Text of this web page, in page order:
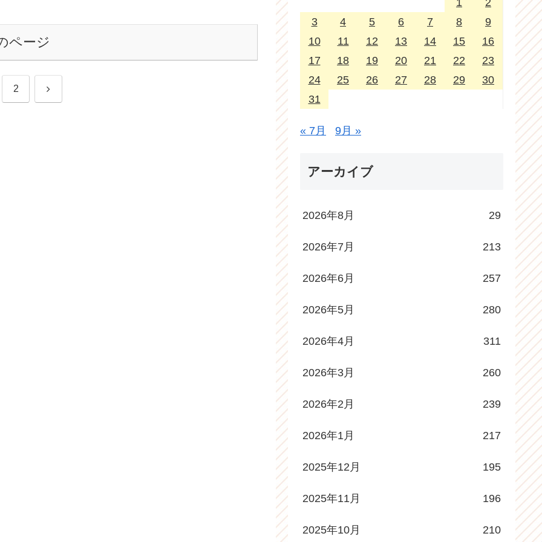
ページ
2 次
3
4 5 6 7 8
9
10
11 12 13 14 15
16
17
18 19 20 21 22
23
24
25 26 27 28 29
30
31
« 7月 9月 »
アーカイブ
2026年8月 29
2026年7月 213
2026年6月 257
2026年5月 280
2026年4月 311
2026年3月 260
2026年2月 239
2026年1月 217
2025年12月 195
2025年11月 196
2025年10月 210